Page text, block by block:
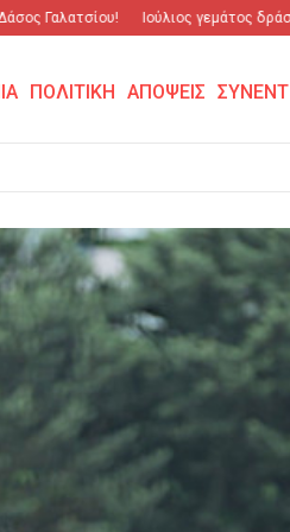
Ιούλιος γεμάτος δράση και
ΠΟΛΙΤΙΚΗ ΑΠΟΨΕΙΣ